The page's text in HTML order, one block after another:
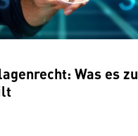
Was es zu